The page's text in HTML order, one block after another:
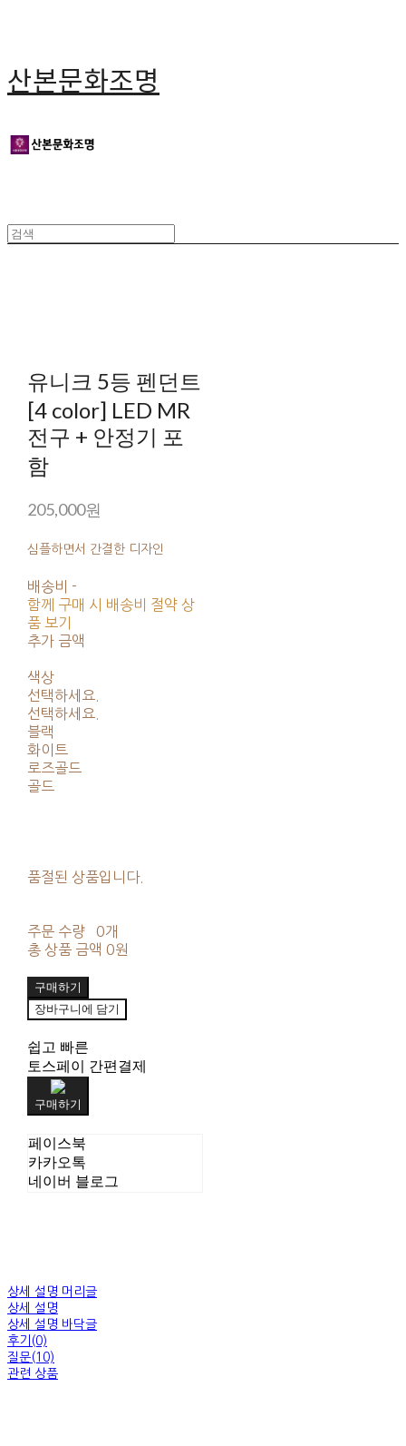
산본문화조명
유니크 5등 펜던트
[4 color] LED MR
전구 + 안정기 포
함
205,000원
심플하면서 간결한 디자인
배송비 -
함께 구매 시 배송비 절약 상
품 보기
추가 금액
색상
선택하세요.
선택하세요.
블랙
화이트
로즈골드
골드
품절된 상품입니다.
주문 수량
0개
총 상품 금액 0원
구매하기
장바구니에 담기
쉽고 빠른
토스페이 간편결제
구매하기
페이스북
카카오톡
네이버 블로그
상세 설명 머리글
상세 설명
상세 설명 바닥글
후기(0)
질문(10)
관련 상품